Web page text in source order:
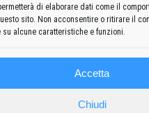
di elaborare dati come il
sito. Non acconsentire o ritirare il
su alcune caratteristiche e funzioni.
Accetta
Chiudi